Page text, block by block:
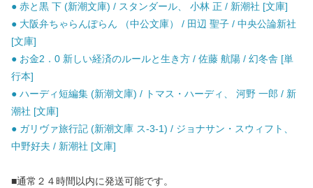
● 赤と黒 下 (新潮文庫) / スタンダール、 小林 正 / 新潮社 [文庫]
● 大阪弁ちゃらんぽらん （中公文庫） / 田辺 聖子 / 中央公論新社
[文庫]
● お金2．0 新しい経済のルールと生き方 / 佐藤 航陽 / 幻冬舎 [単
行本]
● ハーディ短編集 (新潮文庫) / トマス・ハーディ、 河野 一郎 / 新
潮社 [文庫]
● ガリヴァ旅行記 (新潮文庫 ス-3-1) / ジョナサン・スウィフト、
中野好夫 / 新潮社 [文庫]
■通常２４時間以内に発送可能です。